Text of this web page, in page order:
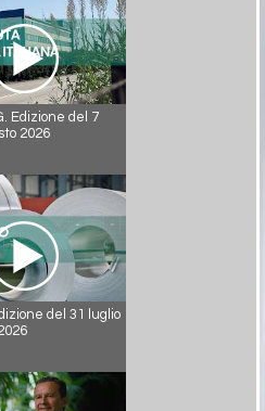
Edizione del 7
2026
del 31 luglio